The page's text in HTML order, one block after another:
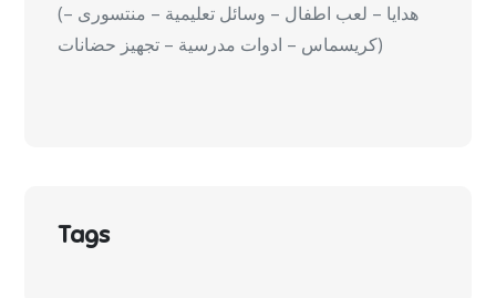
(هدايا – لعب اطفال – وسائل تعليمية – منتسورى –
كريسماس – ادوات مدرسية – تجهيز حضانات)
Tags